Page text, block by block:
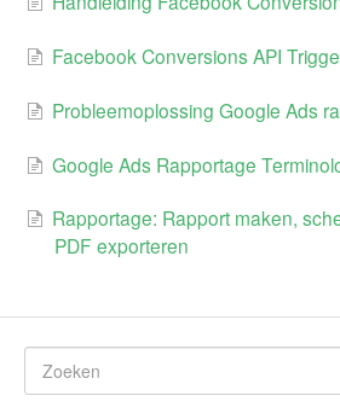
Facebook Conversions API
Probleemoplossing Google Ads
Google Ads Rapportage
Rapportage: Rapport maken,
PDF exporteren